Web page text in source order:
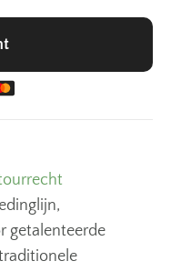
getalenteerde